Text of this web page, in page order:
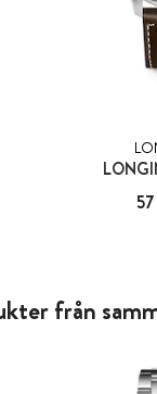
Pris:
från